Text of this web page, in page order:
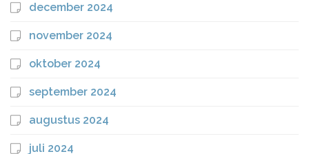
december 2024
november 2024
oktober 2024
september 2024
augustus 2024
juli 2024